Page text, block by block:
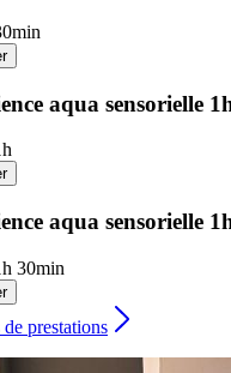
aqua sensorielle
aqua sensorielle
30min
prestations